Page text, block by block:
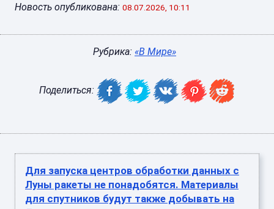
Новость опубликована: 08.07.2026, 10:11
Рубрика: «В Мире»
Поделиться:
Для запуска центров обработки данных с
Луны ракеты не понадобятся. Материалы
для спутников будут также добывать на